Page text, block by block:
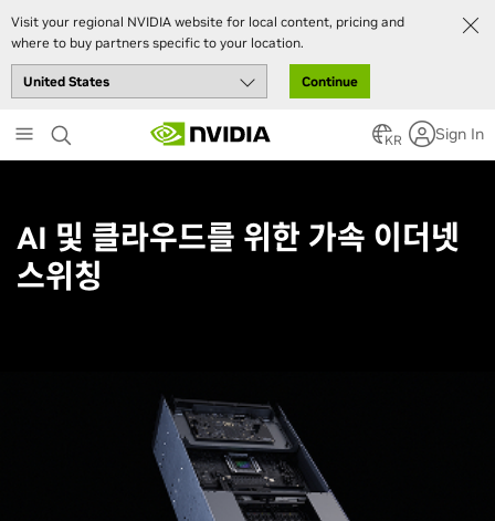
Visit your regional NVIDIA website for local content, pricing and
where to buy partners specific to your location.
Continue
to
main
KR Sign In
AI 및 클라우드를 위한 가속 이더넷
스위칭